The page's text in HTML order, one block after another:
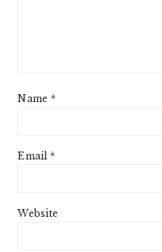
Name *
Email *
Website